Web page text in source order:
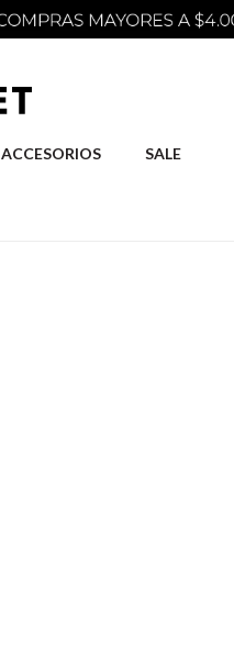
ACCESORIOS SALE